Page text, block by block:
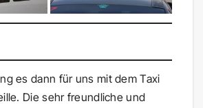
es dann für uns mit dem Taxi
Die sehr freundliche und